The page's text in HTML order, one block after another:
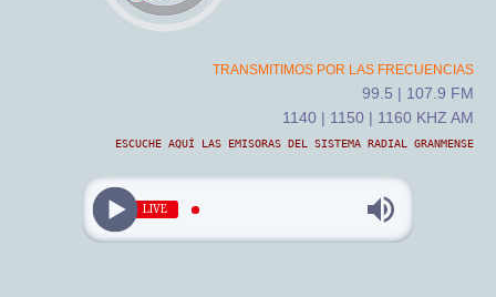
TRANSMITIMOS POR LAS FRECUENCIAS
99.5 | 107.9 FM
1140 | 1150 | 1160 KHZ AM
ESCUCHE AQUÍ LAS EMISORAS DEL SISTEMA RADIAL GRANMENSE
LIVE